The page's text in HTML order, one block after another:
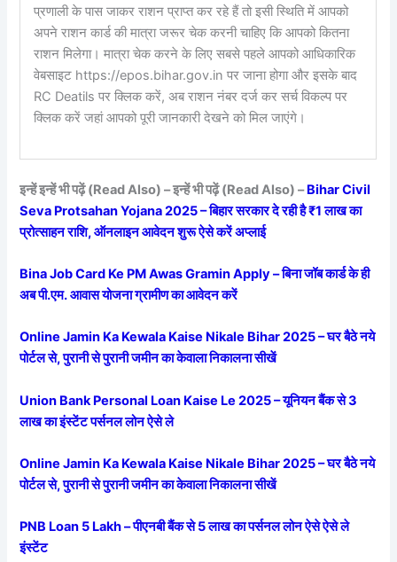
प्रणाली के पास जाकर राशन प्राप्त कर रहे हैं तो इसी स्थिति में आपको
अपने राशन कार्ड की मात्रा जरूर चेक करनी चाहिए कि आपको कितना
राशन मिलेगा। मात्रा चेक करने के लिए सबसे पहले आपको आधिकारिक
वेबसाइट https://epos.bihar.gov.in पर जाना होगा और इसके बाद
RC Deatils पर क्लिक करें, अब राशन नंबर दर्ज कर सर्च विकल्प पर
क्लिक करें जहां आपको पूरी जानकारी देखने को मिल जाएंगे।
इन्हें इन्हें भी पढ़ें (Read Also) – इन्हें भी पढ़ें (Read Also) –Bihar Civil
Seva Protsahan Yojana 2025 – बिहार सरकार दे रही है ₹1 लाख का
प्रोत्साहन राशि, ऑनलाइन आवेदन शुरू ऐसे करें अप्लाई
Bina Job Card Ke PM Awas Gramin Apply – बिना जॉब कार्ड के ही
अब पी.एम. आवास योजना ग्रामीण का आवेदन करें
Online Jamin Ka Kewala Kaise Nikale Bihar 2025 – घर बैठे नये
पोर्टल से, पुरानी से पुरानी जमीन का केवाला निकालना सीखें
Union Bank Personal Loan Kaise Le 2025 – यूनियन बैंक से 3
लाख का इंस्टेंट पर्सनल लोन ऐसे ले
Online Jamin Ka Kewala Kaise Nikale Bihar 2025 – घर बैठे नये
पोर्टल से, पुरानी से पुरानी जमीन का केवाला निकालना सीखें
PNB Loan 5 Lakh – पीएनबी बैंक से 5 लाख का पर्सनल लोन ऐसे ऐसे ले
इंस्टेंट